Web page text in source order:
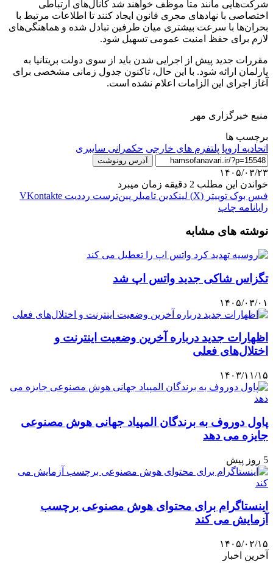
شرکت‌هایی مانند متا موظف خواهند شد کانال‌های ارتباطی
اختصاصی با نهادهای مجری قانون ایجاد کنند تا اطلاعات مرتبط با
بحران‌ها با سرعت بیشتری میان طرفین تبادل شده و هماهنگی‌های
لازم برای حفظ امنیت عمومی تسهیل شود.
مقررات جدید پیش از اجرایی شدن باید از سوی دولت بریتانیا به
پارلمان ارائه شود. با این حال، تاکنون جدول زمانی مشخصی برای
آغاز اجرای این الزامات اعلام نشده است.
منبع خبرگزاری مهر
برچسب ها
اتحادیه اروپا پلتفرم های خارجی حکمرانی سایبری
آدرس رونوشت
۱۴۰۵/۰۳/۲۳
خواندن این مطلب 2 دقیقه زمان میبرد
فیس بوک توییتر (X) لینکدین ‫تامبلر ‫پین‌ترست ‫رددیت ‫VKontakte
رایانامه چاپ
نوشته های مشابه
تگزاس شاکی جدید واتس اپ شد
۱۴۰۵/۰۳/۰۱
اظهارات جدید درباره آخرین وضعیت اینترنت و
اختلال‌های فعلی
۱۴۰۳/۱۱/۱۵
پاول دوروف به برندگان المپیاد جهانی هوش مصنوعی
جایزه می دهد
5 روز پیش
اینستاگرام برای محتوای هوش مصنوعی برچسب
آزمایش می کند
۱۴۰۵/۰۲/۱۵
آخرین اخبار